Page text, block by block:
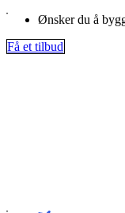
Ønsker du å
Få et tilbud